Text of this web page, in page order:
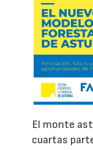
El monte
cuartas